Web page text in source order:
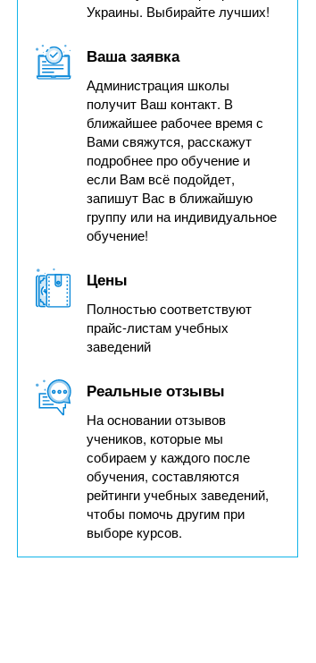
Украины. Выбирайте лучших!
Ваша заявка
Администрация школы
получит Ваш контакт. В
ближайшее рабочее время с
Вами свяжутся, расскажут
подробнее про обучение и
если Вам всё подойдет,
запишут Вас в ближайшую
группу или на индивидуальное
обучение!
Цены
Полностью соответствуют
прайс-листам учебных
заведений
Реальные отзывы
На основании отзывов
учеников, которые мы
собираем у каждого после
обучения, составляются
рейтинги учебных заведений,
чтобы помочь другим при
выборе курсов.